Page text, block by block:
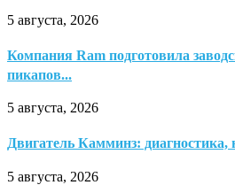
5 августа, 2026
Компания Ram подготовила
пикапов...
5 августа, 2026
Двигатель Камминз: диагностика,
5 августа, 2026